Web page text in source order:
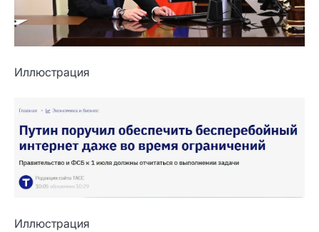
Иллюстрация
Иллюстрация